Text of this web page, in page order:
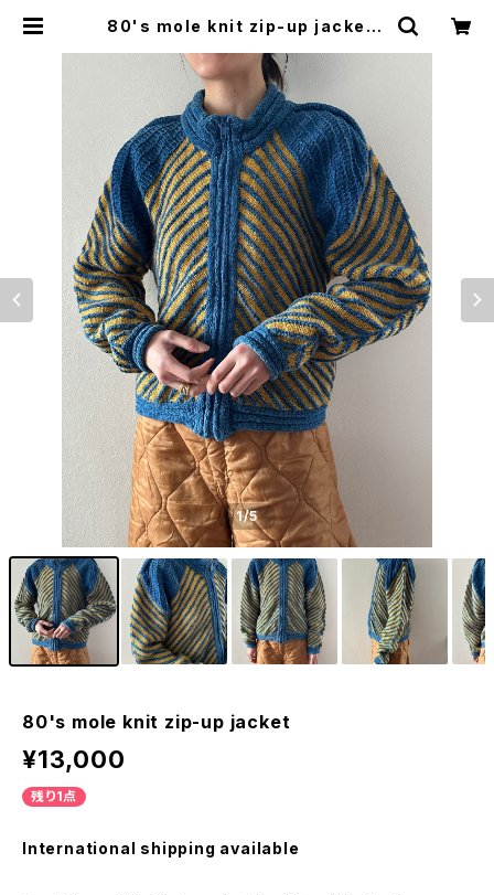
80's mole knit zip-up jacket |
1/5
80's mole knit zip-up jacket
¥13,000
残り1点
International shipping available